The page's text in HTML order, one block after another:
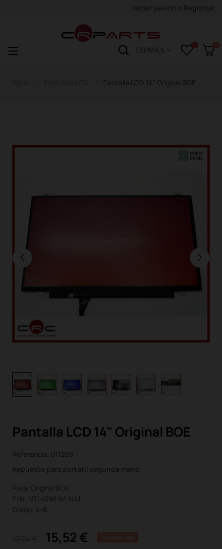
ESPAÑOL
0
Navegación
☰
Pantalla LCD 14" Original BOE
Referencia: 011259
Repuesto para portátil segunda mano
Para: Original BOE
P/N: NT140WHM-N41
Grado: A-B
15,52 €